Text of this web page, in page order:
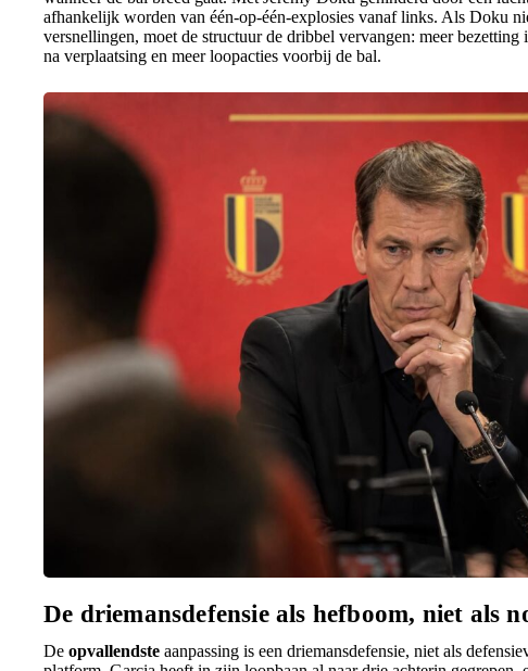
afhankelijk worden van één-op-één-explosies vanaf links. Als Doku
versnellingen, moet de structuur de dribbel vervangen: meer bezetting
na verplaatsing en meer loopacties voorbij de bal.
De driemansdefensie als hefboom, niet als
De opvallendste aanpassing is een driemansdefensie, niet als